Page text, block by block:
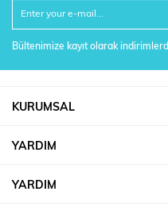
Bültenimize kayıt olarak
KURUMSAL
YARDIM
YARDIM